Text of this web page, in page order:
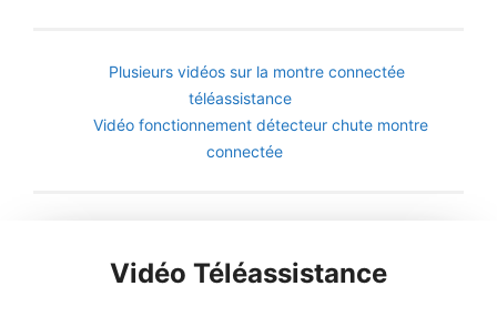
Plusieurs vidéos sur la montre connectée
téléassistance
Vidéo fonctionnement détecteur chute montre
connectée
Vidéo Téléassistance